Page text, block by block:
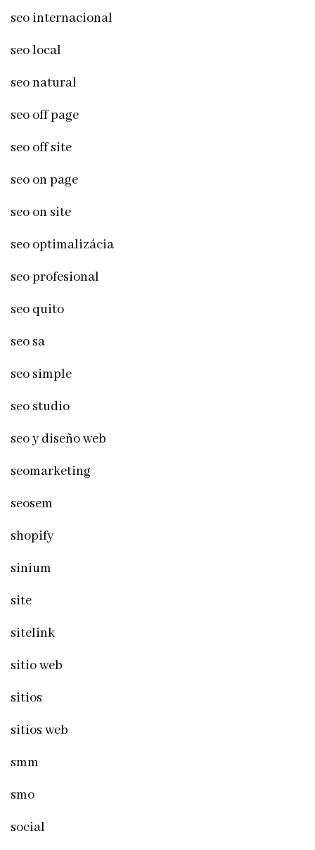
seo internacional
seo local
seo natural
seo off page
seo off site
seo on page
seo on site
seo optimalizácia
seo profesional
seo quito
seo sa
seo simple
seo studio
seo y diseño web
seomarketing
seosem
shopify
sinium
site
sitelink
sitio web
sitios
sitios web
smm
smo
social